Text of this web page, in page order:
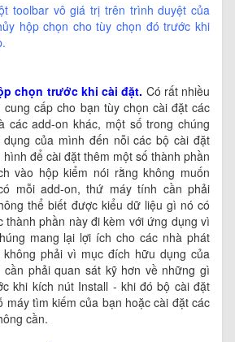
toolbar vô giá trị trên trình duyệt của
hộp chọn cho tùy chọn đó trước khi
chọn trước khi cài đặt. Có rất nhiều
cấp cho bạn tùy chọn cài đặt các
các add-on khác, một số trong chúng
của mình đến nỗi các bộ cài đặt
để cài đặt thêm một số thành phần
vào hộp kiểm nói rằng không muốn
mỗi add-on, thứ máy tính cần phải
thể biết được kiểu dữ liệu gì nó có
thành phần này đi kèm với ứng dụng vì
mang lại lợi ích cho các nhà phát
phải vì mục đích hữu dụng của
phải quan sát kỹ hơn về những gì
khi kích nút Install - khi đó bộ cài đặt
máy tìm kiếm của bạn hoặc cài đặt các
cần.